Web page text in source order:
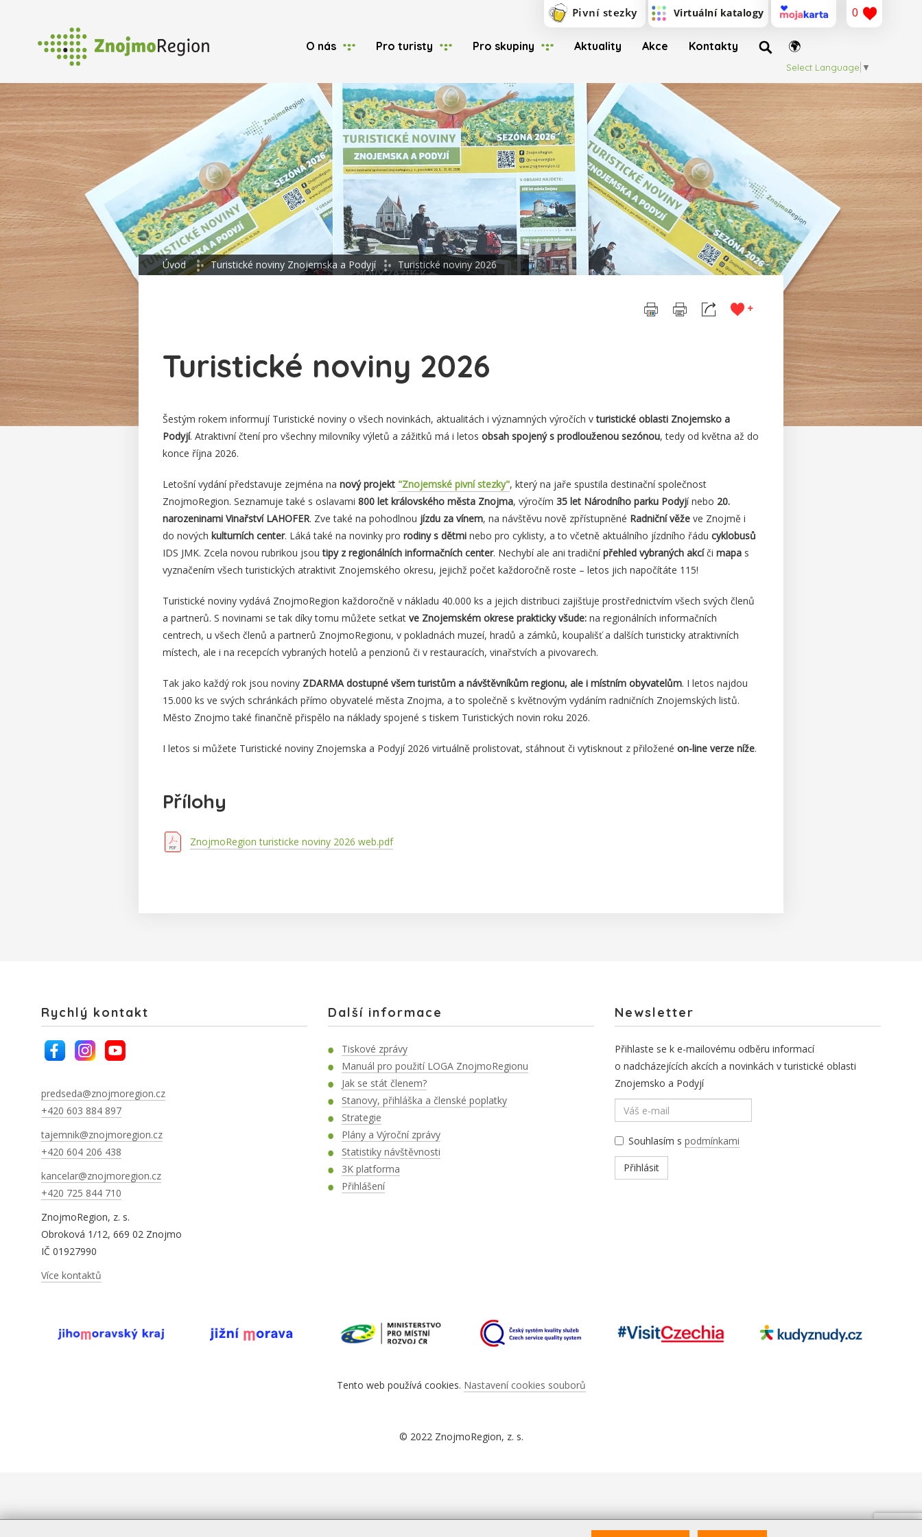
0
O nás Pro turisty Pro skupiny Aktuality Akce Kontakty
Select Language ▼
Úvod Turistické noviny Znojemska a Podyjí Turistické noviny 2026
+
Turistické noviny 2026
Šestým rokem informují Turistické noviny o všech novinkách, aktualitách i významných výročích vturistické oblasti Znojemsko a
Podyjí. Atraktivní čtení pro všechny milovníky výletů a zážitků má i letos obsah spojený s prodlouženou sezónou, tedy od května až do
konce října 2026.
Letošní vydání představuje zejména na nový projekt "Znojemské pivní stezky", který na jaře spustila destinační společnost
ZnojmoRegion. Seznamuje také s oslavami 800 let královského města Znojma, výročím 35 let Národního parku Podyjí nebo 20.
narozeninami Vinařství LAHOFER. Zve také na pohodlnou jízdu za vínem, na návštěvu nově zpřístupněné Radniční věže ve Znojmě i
do nových kulturních center. Láká také na novinky pro rodiny s dětmi nebo pro cyklisty, a to včetně aktuálního jízdního řádu cyklobusů
IDS JMK. Zcela novou rubrikou jsoutipy z regionálních informačních center. Nechybí ale ani tradičnípřehled vybraných akcíči mapa s
vyznačením všech turistických atraktivit Znojemského okresu, jejichž počet každoročně roste – letos jich napočítáte 115!
Turistické noviny vydává ZnojmoRegion každoročně v nákladu 40.000 ks a jejich distribuci zajišťuje prostřednictvím všech svých členů
a partnerů. S novinami se tak díky tomu můžete setkat ve Znojemském okrese prakticky všude: na regionálních informačních
centrech, u všech členů a partnerů ZnojmoRegionu, v pokladnách muzeí, hradů a zámků, koupališť a dalších turisticky atraktivních
místech, ale i na recepcích vybraných hotelů a penzionů či v restauracích, vinařstvích a pivovarech.
Tak jako každý rok jsou noviny ZDARMA dostupné všem turistům a návštěvníkům regionu, ale i místním obyvatelům. I letos najdou
15.000 ks ve svých schránkách přímo obyvatelé města Znojma, a to společně s květnovým vydáním radničních Znojemských listů.
Město Znojmo také finančně přispělo na náklady spojené s tiskem Turistických novin roku 2026.
I letos si můžete Turistické noviny Znojemska a Podyjí 2026 virtuálně prolistovat, stáhnout či vytisknout z přiložené on-line verze níže.
Přílohy
ZnojmoRegion turisticke noviny 2026 web.pdf
Rychlý kontakt
predseda@znojmoregion.cz
+420 603 884 897
tajemnik@znojmoregion.cz
+420 604 206 438
kancelar@znojmoregion.cz
+420 725 844 710
ZnojmoRegion, z. s.
Obroková 1/12, 669 02 Znojmo
IČ 01927990
Více kontaktů
Další informace
Tiskové zprávy
Manuál pro použití LOGA ZnojmoRegionu
Jak se stát členem?
Stanovy, přihláška a členské poplatky
Strategie
Plány a Výroční zprávy
Statistiky návštěvnosti
3K platforma
Přihlášení
Newsletter
Přihlaste se k e-mailovému odběru informací
o nadcházejících akcích a novinkách v turistické oblasti
Znojemsko a Podyjí
Souhlasím s podmínkami
Přihlásit
Tento web používá cookies. Nastavení cookies souborů
© 2022 ZnojmoRegion, z. s.